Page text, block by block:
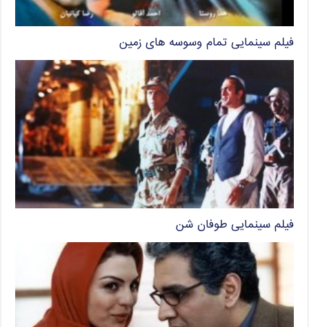
فیلم سینمایی تمام وسوسه های زمین
فیلم سینمایی طوفان شن